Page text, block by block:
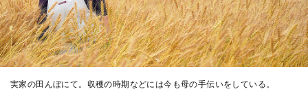
実家の田んぼにて。収穫の時期などには今も母の手伝いをしている。